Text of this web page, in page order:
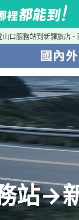
山口服務站到新驛旅店 -
站→